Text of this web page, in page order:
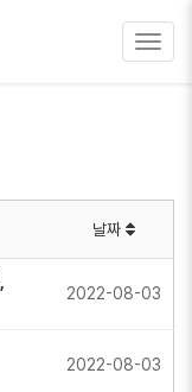
날짜
2022-08-03
2022-08-03